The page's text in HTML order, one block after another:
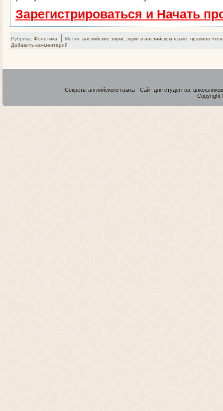
Зарегистрироваться и Начать
Рубрика: Фонетика | Метки: английские звуки звуки в английском языке
правила
Добавить комментарий
Секреты английского языка - Сайт для студентов,
Copyright